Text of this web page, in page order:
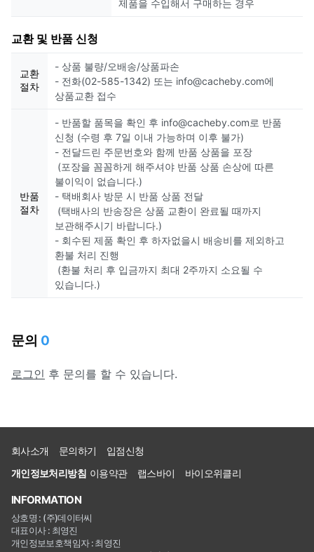
제품을 수입해서 구매하는 경우
교환 및 반품 신청
교환
절차
- 상품 불량/오배송/상품파손
- 전화(02-585-1342) 또는 info@cacheby.com에
상품교환 접수
반품
절차
- 반품할 품목을 확인 후 info@cacheby.com로 반품
신청 (수령 후 7일 이내 가능하며 이후 불가)
- 전달드린 주문번호와 함께 반품 상품을 포장
(포장을 꼼꼼하게 해주셔야 반품 상품 손상에 따른
불이익이 없습니다.)
- 택배회사 방문 시 반품 상품 전달
(택배사의 반송장은 상품 교환이 완료될 때까지
보관해주시기 바랍니다.)
- 회수된 제품 확인 후 하자없을시 배송비를 제외하고
환불 처리 진행
(환불 처리 후 입금까지 최대 2주까지 소요될 수
있습니다.)
문의 0
로그인 후 문의를 할 수 있습니다.
회사소개 문의하기
입점신청
개인정보처리방침 이용약관 랩스바이 바이오위클리
INFORMATION
상호명 : (주)데이터씨
대표이사 : 최영진
개인정보보호책임자 : 최영진